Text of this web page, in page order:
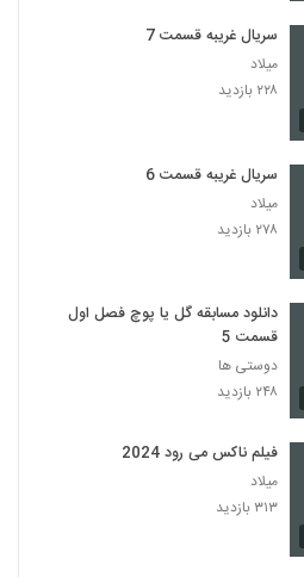
سریال غریبه قسمت 7
میلاد
۲۲۸ بازدید
سریال غریبه قسمت 6
میلاد
۲۷۸ بازدید
دانلود مسابقه گل یا پوچ فصل اول
قسمت 5
دوستی ها
۲۴۸ بازدید
فیلم ناکس می رود 2024
میلاد
۳۱۳ بازدید